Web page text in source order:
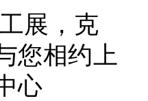
展，克
您相约上
心